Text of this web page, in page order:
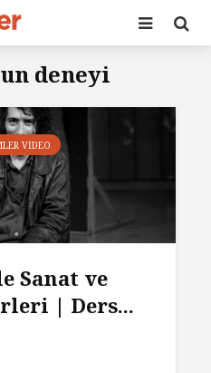
deneyi
VIDEO
Sanat ve
| Ders...